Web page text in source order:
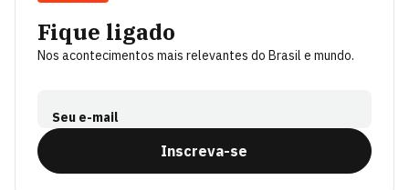
Fique ligado
Nos acontecimentos mais relevantes do Brasil e mundo.
Seu e-mail
Inscreva-se